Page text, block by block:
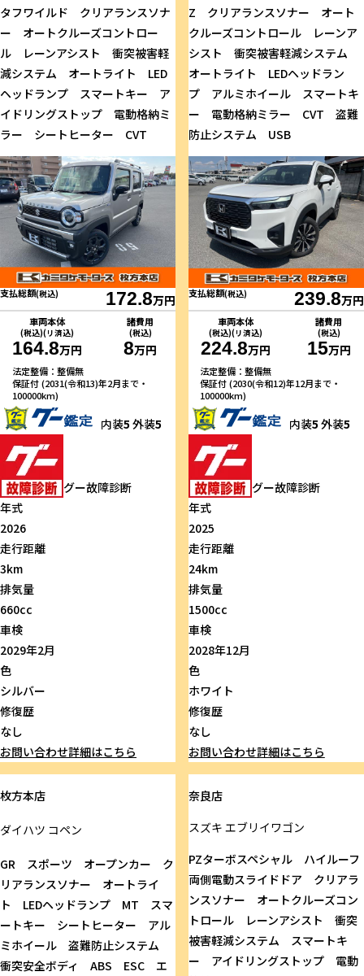
タフワイルド クリアランスソナ
ー オートクルーズコントロー
ル レーンアシスト 衝突被害軽
減システム オートライト LED
ヘッドランプ スマートキー ア
イドリングストップ 電動格納ミ
ラー シートヒーター CVT
支払総額(税込) 172.8万円
車両本体
(税込)(リ済込)
164.8万円
諸費用
(税込)
8万円
法定整備：整備無
保証付 (2031(令和13)年2月まで・
100000km)
内装5 外装5
グー故障診断
年式
2026
走行距離
3km
排気量
660cc
車検
2029年2月
色
シルバー
修復歴
なし
お問い合わせ詳細はこちら
Z クリアランスソナー オート
クルーズコントロール レーンア
シスト 衝突被害軽減システム
オートライト LEDヘッドラン
プ アルミホイール スマートキ
ー 電動格納ミラー CVT 盗難
防止システム USB
支払総額(税込) 239.8万円
車両本体
(税込)(リ済込)
224.8万円
諸費用
(税込)
15万円
法定整備：整備無
保証付 (2030(令和12)年12月まで・
100000km)
内装5 外装5
グー故障診断
年式
2025
走行距離
24km
排気量
1500cc
車検
2028年12月
色
ホワイト
修復歴
なし
お問い合わせ詳細はこちら
枚方本店
ダイハツ コペン
GR スポーツ オープンカー ク
リアランスソナー オートライ
ト LEDヘッドランプ MT スマ
ートキー シートヒーター アル
ミホイール 盗難防止システム
衝突安全ボディ ABS ESC エ
奈良店
スズキ エブリイワゴン
PZターボスペシャル ハイルーフ
両側電動スライドドア クリアラ
ンスソナー オートクルーズコン
トロール レーンアシスト 衝突
被害軽減システム スマートキ
ー アイドリングストップ 電動